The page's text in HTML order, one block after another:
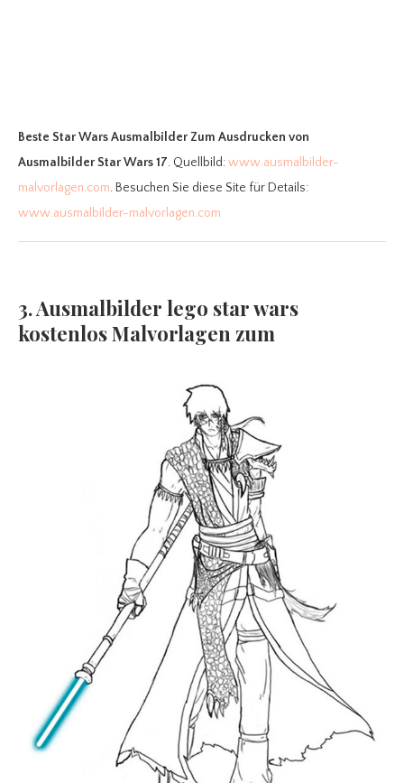
Beste Star Wars Ausmalbilder Zum Ausdrucken von
Ausmalbilder Star Wars 17. Quellbild:www.ausmalbilder-
malvorlagen.com. Besuchen Sie diese Site für Details:
www.ausmalbilder-malvorlagen.com
3. Ausmalbilder lego star wars
kostenlos Malvorlagen zum